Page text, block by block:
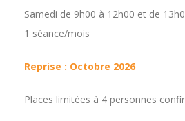
Samedi de 9h00 à 12h00 et de
1 séance/mois
Reprise : Octobre 2026
Places limitées à 4 personnes